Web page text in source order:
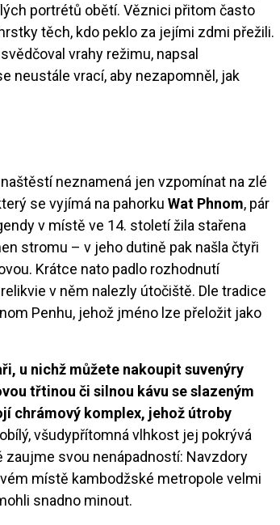
portrétů obětí. Věznici přitom často
těch, kdo peklo za jejími zdmi přežili.
vrahy režimu, napsal
neustále vrací, aby nezapomněl, jak
neznamená jen vzpomínat na zlé
se vyjímá na pahorkuWat Phnom, pár
v místě ve 14. století žila stařena
stromu – v jeho dutině pak našla čtyři
Krátce nato padlo rozhodnutí
v něm nalezly útočiště. Dle tradice
Penhu, jehož jméno lze přeložit jako
u nichž můžete nakoupit suvenýry
třtinou či silnou kávu se slazeným
chrámový komplex, jehož útroby
všudypřítomná vlhkost jej pokrývá
zaujme svou nenápadností: Navzdory
místě kambodžské metropole velmi
snadno minout.